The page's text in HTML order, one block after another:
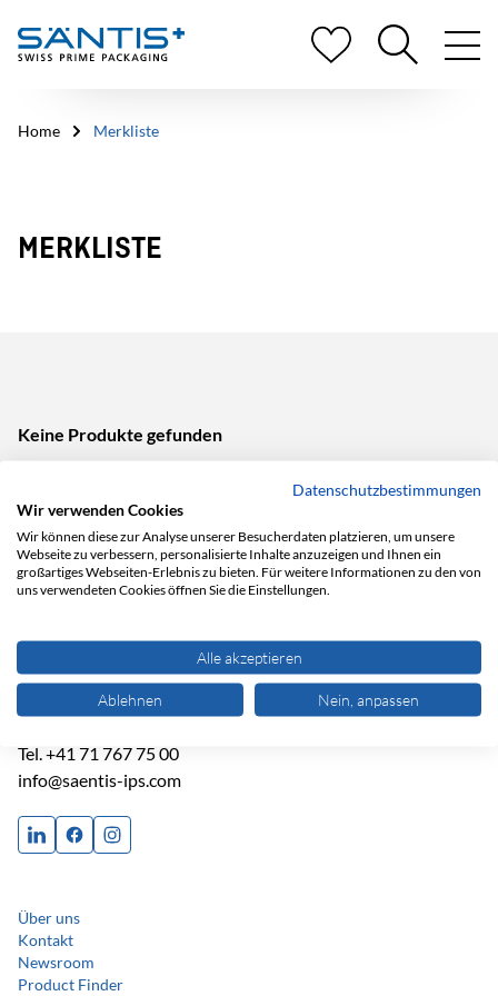
Home Merkliste
MERKLISTE
Keine Produkte gefunden
säntis packaging ag
Kanalstrasse 41
9464 Rüthi SG
Tel.+41 71 767 75 00
info@saentis-ips.com
Über uns
Kontakt
Newsroom
Product Finder
Datenschutzbestimmungen
Wir verwenden Cookies
Wir können diese zur Analyse unserer Besucherdaten platzieren, um unsere
Webseite zu verbessern, personalisierte Inhalte anzuzeigen und Ihnen ein
großartiges Webseiten-Erlebnis zu bieten. Für weitere Informationen zu den von
uns verwendeten Cookies öffnen Sie die Einstellungen.
Alle akzeptieren
Ablehnen Nein, anpassen